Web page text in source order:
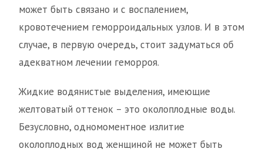
может быть связано и с воспалением,
кровотечением геморроидальных узлов. И в этом
случае, в первую очередь, стоит задуматься об
адекватном лечении геморроя.
Жидкие водянистые выделения, имеющие
желтоватый оттенок – это околоплодные воды.
Безусловно, одномоментное излитие
околоплодных вод женщиной не может быть